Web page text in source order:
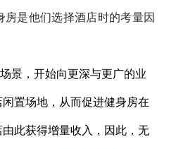
是他们选择酒店时的考量因
景，开始向更深与更广的业
置场地，从而促进健身房在
此获得增量收入，因此，无